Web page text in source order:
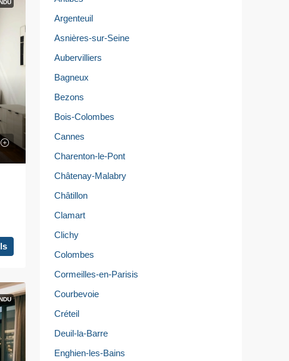
Argenteuil
Asnières-sur-Seine
Aubervilliers
Bagneux
Bezons
Bois-Colombes
Cannes
Charenton-le-Pont
Châtenay-Malabry
Châtillon
Clamart
Clichy
Colombes
Cormeilles-en-Parisis
Courbevoie
Créteil
Deuil-la-Barre
Enghien-les-Bains